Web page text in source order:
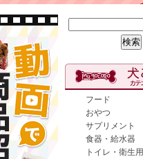
フード
おやつ
サプリメント
食器・給水器
トイレ・衛生